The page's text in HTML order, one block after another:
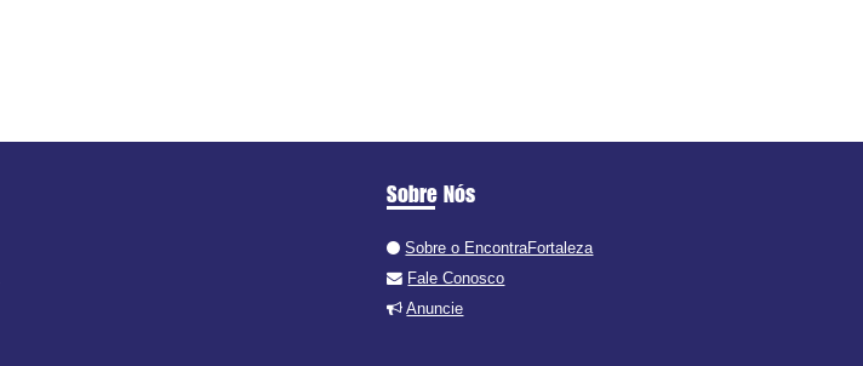
Sobre Nós
Sobre o EncontraFortaleza
Fale Conosco
Anuncie